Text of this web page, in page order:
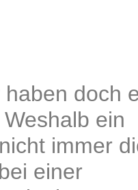
doch
ein
immer
einer